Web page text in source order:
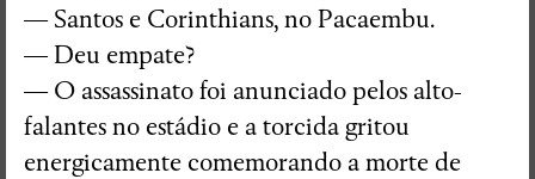
— Santos e Corinthians, no Pacaembu.
— Deu empate?
— O assassinato foi anunciado pelos alto-
falantes no estádio e a torcida gritou
energicamente comemorando a morte de